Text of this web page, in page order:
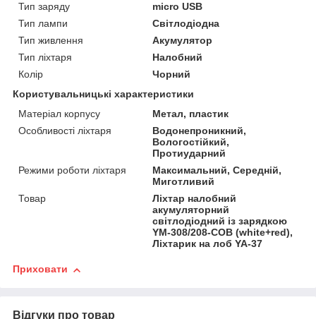
Тип заряду
micro USB
Тип лампи
Світлодіодна
Тип живлення
Акумулятор
Тип ліхтаря
Налобний
Колір
Чорний
Користувальницькі характеристики
Матеріал корпусу
Метал, пластик
Особливості ліхтаря
Водонепроникний,
Вологостійкий,
Протиударний
Режими роботи ліхтаря
Максимальний, Середній,
Миготливий
Товар
Ліхтар налобний
акумуляторний
світлодіодний із зарядкою
YM-308/208-COB (white+red),
Ліхтарик на лоб YA-37
Приховати
Відгуки про товар